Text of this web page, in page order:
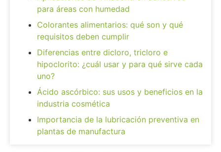
para áreas con humedad
Colorantes alimentarios: qué son y qué
requisitos deben cumplir
Diferencias entre dicloro, tricloro e
hipoclorito: ¿cuál usar y para qué sirve cada
uno?
Ácido ascórbico: sus usos y beneficios en la
industria cosmética
Importancia de la lubricación preventiva en
plantas de manufactura